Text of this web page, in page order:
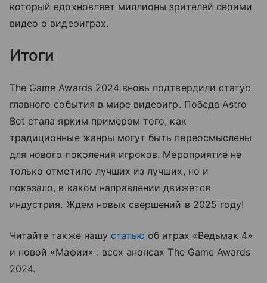
который вдохновляет миллионы зрителей своими
видео о видеоиграх.
Итоги
The Game Awards 2024 вновь подтвердили статус
главного события в мире видеоигр. Победа Astro
Bot стала ярким примером того, как
традиционные жанры могут быть переосмыслены
для нового поколения игроков. Мероприятие не
только отметило лучших из лучших, но и
показало, в каком направлении движется
индустрия. Ждем новых свершений в 2025 году!
Читайте также нашу статью об играх «Ведьмак 4»
и новой «Мафии» : всех анонсах The Game Awards
2024.